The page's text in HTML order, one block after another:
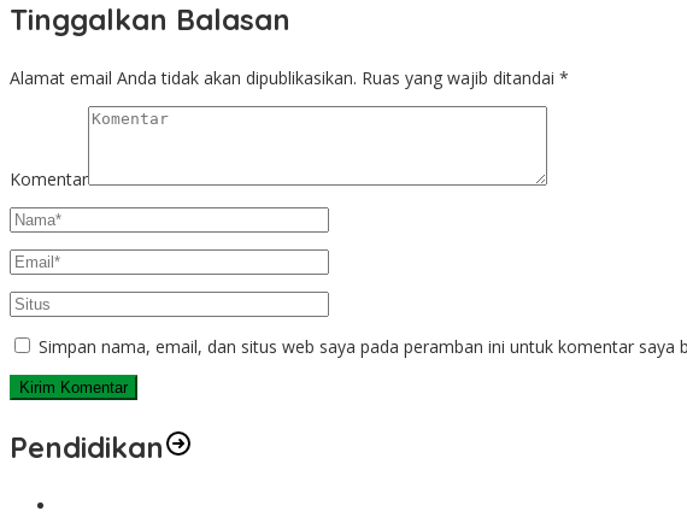
Tinggalkan Balasan
Alamat email Anda tidak akan dipublikasikan. Ruas yang wajib ditandai *
Komentar
Simpan nama, email, dan situs web saya pada peramban ini untuk komentar saya
Pendidikan